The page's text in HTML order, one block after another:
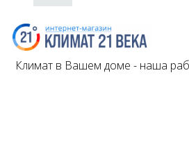
Климат в Вашем доме - наша